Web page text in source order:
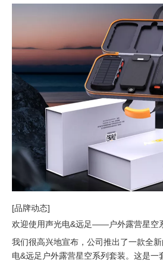
[品牌动态]
欢迎使用声光电&远足——户外露营星空
我们很高兴地宣布，公司推出了一款全
电&远足户外露营星空系列套装。这是一